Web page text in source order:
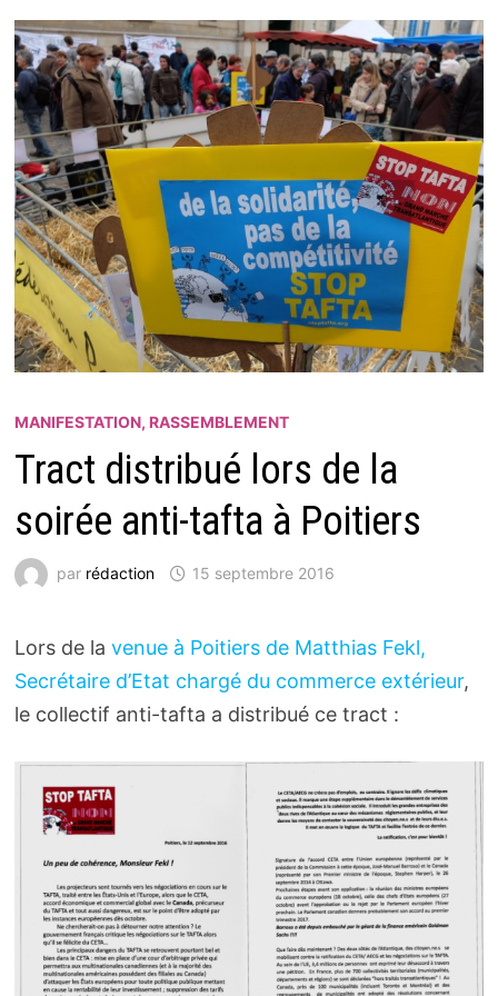
MANIFESTATION, RASSEMBLEMENT
Tract distribué lors de la
soirée anti-tafta à Poitiers
par rédaction 15 septembre 2016
Lors de la venue à Poitiers de Matthias Fekl,
Secré­­taire d’Etat chargé du commerce exté­­rieur,
le collectif anti-tafta a distribué ce tract :